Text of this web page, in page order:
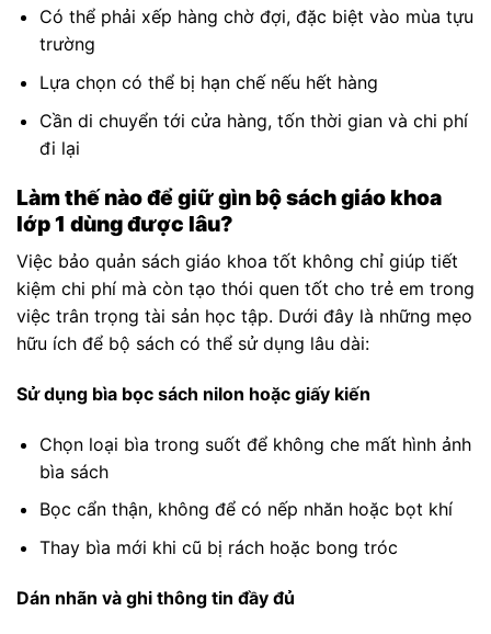
Có thể phải xếp hàng chờ đợi, đặc biệt vào mùa tựu
trường
Lựa chọn có thể bị hạn chế nếu hết hàng
Cần di chuyển tới cửa hàng, tốn thời gian và chi phí
đi lại
Làm thế nào để giữ gìn bộ sách giáo khoa
lớp 1 dùng được lâu?
Việc bảo quản sách giáo khoa tốt không chỉ giúp tiết
kiệm chi phí mà còn tạo thói quen tốt cho trẻ em trong
việc trân trọng tài sản học tập. Dưới đây là những mẹo
hữu ích để bộ sách có thể sử dụng lâu dài:
Sử dụng bìa bọc sách nilon hoặc giấy kiến
Chọn loại bìa trong suốt để không che mất hình ảnh
bìa sách
Bọc cẩn thận, không để có nếp nhăn hoặc bọt khí
Thay bìa mới khi cũ bị rách hoặc bong tróc
Dán nhãn và ghi thông tin đầy đủ